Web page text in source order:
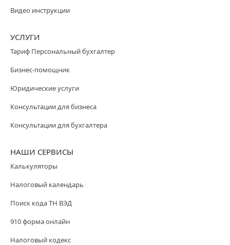
Видео инструкции
УСЛУГИ
Тариф Персональный бухгалтер
Бизнес-помощник
Юридические услуги
Консультации для бизнеса
Консультации для бухгалтера
НАШИ СЕРВИСЫ
Калькуляторы
Налоговый календарь
Поиск кода ТН ВЭД
910 форма онлайн
Налоговый кодекс